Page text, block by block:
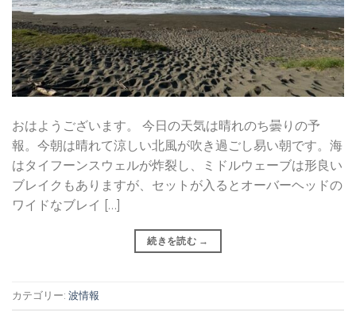
おはようございます。 今日の天気は晴れのち曇りの予
報。今朝は晴れて涼しい北風が吹き過ごし易い朝です。海
はタイフーンスウェルが炸裂し、ミドルウェーブは形良い
ブレイクもありますが、セットが入るとオーバーヘッドの
ワイドなブレイ […]
続きを読む →
カテゴリー: 波情報